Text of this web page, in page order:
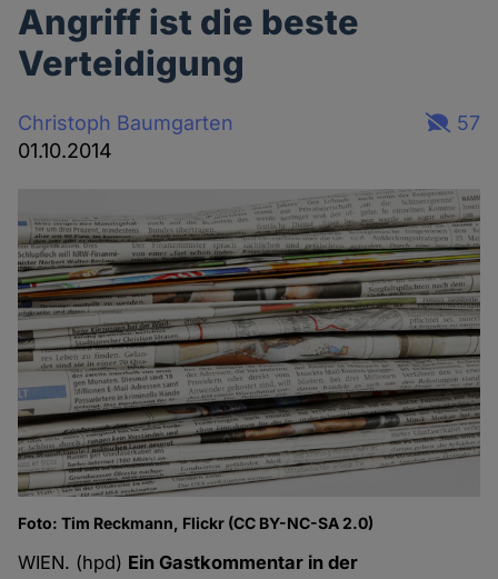
Angriff ist die beste
Verteidigung
Christoph Baumgarten
01.10.2014
57
Foto: Tim Reckmann, Flickr (CC BY-NC-SA 2.0)
WIEN. (hpd) Ein Gastkommentar in der